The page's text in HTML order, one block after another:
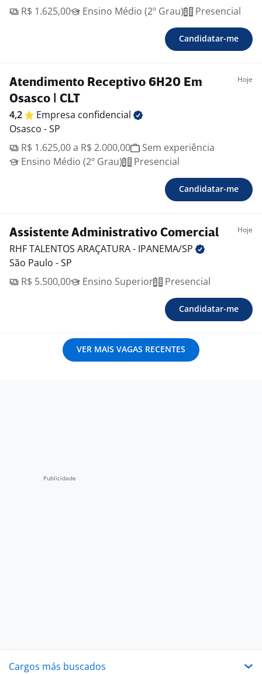
R$ 1.625,00
Ensino Médio (2º Grau) Presencial
Candidatar-me
Atendimento Receptivo 6H20 Em
Osasco | CLT
Hoje
4,2 Empresa confidencial
Osasco - SP
R$ 1.625,00 a R$ 2.000,00
Sem experiência
Ensino Médio (2º Grau)
Presencial
Candidatar-me
Assistente Administrativo Comercial Hoje
RHF TALENTOS ARAÇATURA - IPANEMA/SP
São Paulo - SP
R$ 5.500,00
Ensino Superior Presencial
Candidatar-me
VER MAIS VAGAS RECENTES
Cargos más buscados